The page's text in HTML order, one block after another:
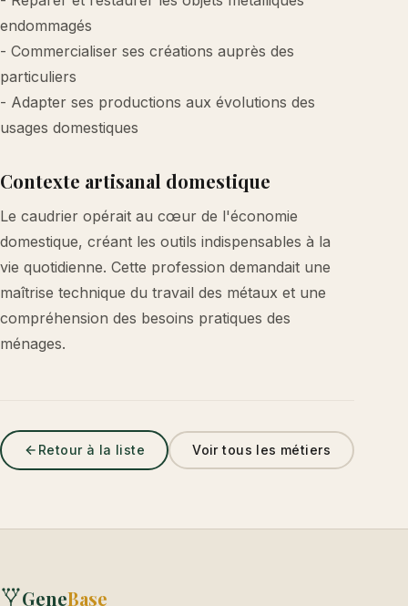
endommagés
- Commercialiser ses créations auprès des
particuliers
- Adapter ses productions aux évolutions des
usages domestiques
Contexte artisanal domestique
Le caudrier opérait au cœur de l'économie
domestique, créant les outils indispensables à la
vie quotidienne. Cette profession demandait une
maîtrise technique du travail des métaux et une
compréhension des besoins pratiques des
ménages.
Retour à la liste Voir tous les métiers
GeneBase